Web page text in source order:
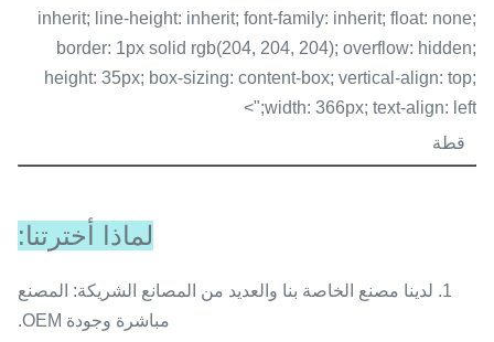
inherit; line-height: inherit; font-family: inherit; float: none;
border: 1px solid rgb(204, 204, 204); overflow: hidden;
height: 35px; box-sizing: content-box; vertical-align: top;
width: 366px; text-align: left;">
قطة
لماذا أخترتنا:
1. لدينا مصنع الخاصة بنا والعديد من المصانع الشريكة: المصنع
مباشرة وجودة OEM.